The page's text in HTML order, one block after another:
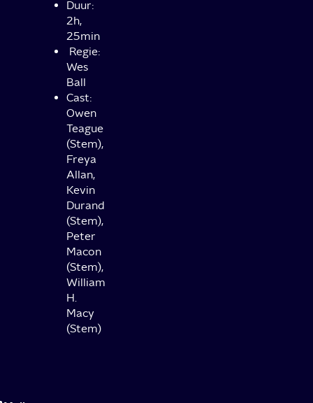
Duur:
2h,
25min
Regie:
Wes
Ball
Cast:
Owen
Teague
(Stem),
Freya
Allan,
Kevin
Durand
(Stem),
Peter
Macon
(Stem),
William
H.
Macy
(Stem)